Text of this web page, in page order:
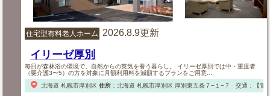
住宅型有料老人ホーム 2026.8.9更新
イリーゼ厚別
毎日が森林浴の環境で、自然からの英気を養う暮らし。 イリーゼ厚別では中・重度者
（要介護3〜5）の方を対象に月額利用料を減額するプランをご用意...
北海道 札幌市厚別区 住所： 北海道 札幌市厚別区厚別東五条７−１−７ 交通：【電